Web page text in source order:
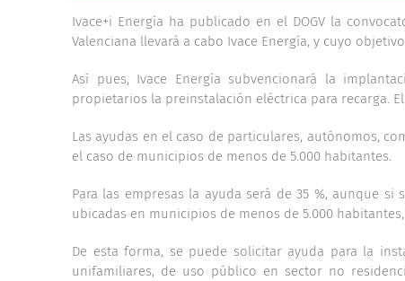
Ivace+i Energía ha publicado en el DOGV la
Valenciana llevará a cabo Ivace Energía, y cuyo
Así pues, Ivace Energía subvencionará la
propietarios la preinstalación eléctrica para recarga.
Las ayudas en el caso de particulares, autónomos,
el caso de municipios de menos de 5.000 habitantes.
Para las empresas la ayuda será de 35 %, aunque
ubicadas en municipios de menos de 5.000
De esta forma, se puede solicitar ayuda para la
unifamiliares, de uso público en sector no